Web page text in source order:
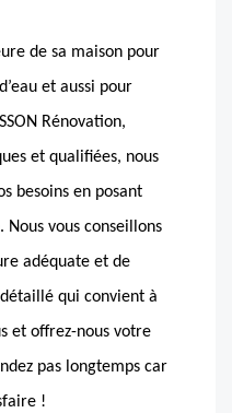
de sa maison pour
et aussi pour
Rénovation,
et qualifiées, nous
besoins en posant
vous conseillons
adéquate et de
qui convient à
et offrez-nous votre
pas longtemps car
!